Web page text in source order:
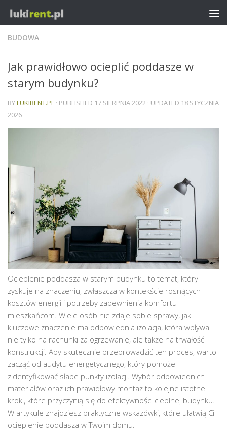
BUDOWA
Jak prawidłowo ocieplić poddasze w
starym budynku?
BYLUKIRENT.PL · PUBLISHED 17 SIERPNIA 2022 · UPDATED 18 STYCZNIA
2026
Ocieplenie poddasza w starym budynku to temat, który
zyskuje na znaczeniu, zwłaszcza w kontekście rosnących
kosztów energii i potrzeby zapewnienia komfortu
mieszkańcom. Wiele osób nie zdaje sobie sprawy, jak
kluczowe znaczenie ma odpowiednia izolacja, która wpływa
nie tylko na rachunki za ogrzewanie, ale także na trwałość
konstrukcji. Aby skutecznie przeprowadzić ten proces, warto
zacząć od audytu energetycznego, który pomoże
zidentyfikować słabe punkty izolacji. Wybór odpowiednich
materiałów oraz ich prawidłowy montaż to kolejne istotne
kroki, które przyczynią się do efektywności cieplnej budynku.
W artykule znajdziesz praktyczne wskazówki, które ułatwią Ci
ocieplenie poddasza w Twoim domu.